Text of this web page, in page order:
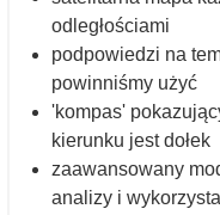
odległościami
podpowiedzi na
powinniśmy użyć
'kompas'
kierunku jest dołek
zaawansowany
analizy i